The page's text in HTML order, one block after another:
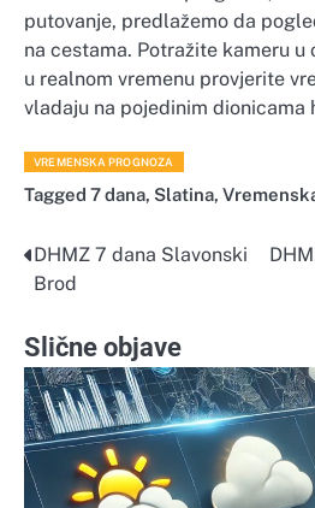
putovanje, predlažemo da
na cestama. Potražite kameru
u realnom vremenu provjerite
vladaju na pojedinim dionicama
VREMENSKA PROGNOZA
Tagged 7 dana, Slatina,
Navigacija
DHMZ 7 dana Slavonski
Brod
Slične objave